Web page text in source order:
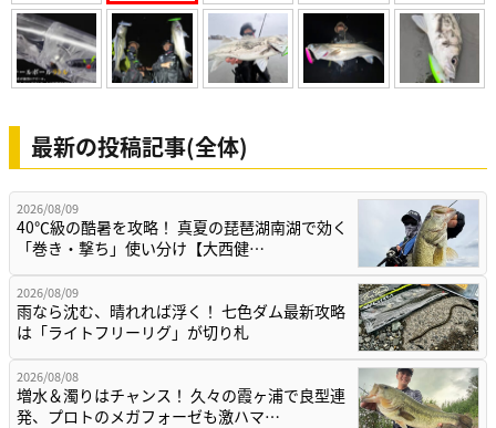
最新の投稿記事(全体)
2026/08/09
40℃級の酷暑を攻略！ 真夏の琵琶湖南湖で効く
「巻き・撃ち」使い分け【大西健…
2026/08/09
雨なら沈む、晴れれば浮く！ 七色ダム最新攻略
は「ライトフリーリグ」が切り札
2026/08/08
増水＆濁りはチャンス！ 久々の霞ヶ浦で良型連
発、プロトのメガフォーゼも激ハマ…